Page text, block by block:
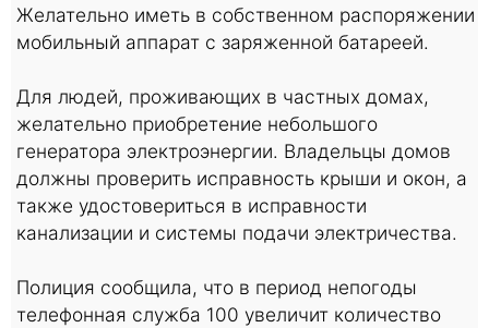
Желательно иметь в собственном распоряжении
мобильный аппарат с заряженной батареей.
Для людей, проживающих в частных домах,
желательно приобретение небольшого
генератора электроэнергии. Владельцы домов
должны проверить исправность крыши и окон, а
также удостовериться в исправности
канализации и системы подачи электричества.
Полиция сообщила, что в период непогоды
телефонная служба 100 увеличит количество